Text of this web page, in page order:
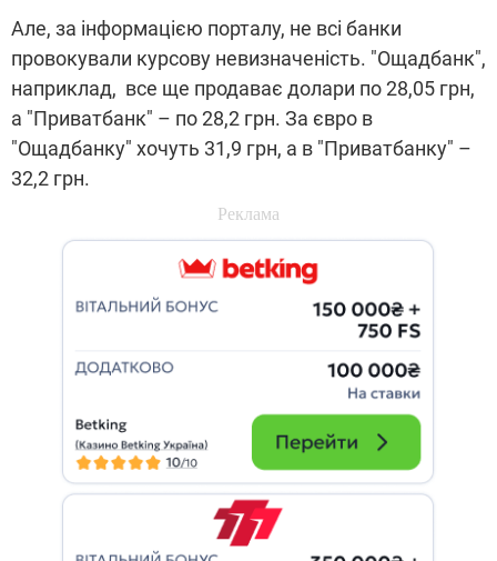
Але, за інформацією порталу, не всі банки
провокували курсову невизначеність. "Ощадбанк",
наприклад, все ще продаває долари по 28,05 грн,
а "Приватбанк" – по 28,2 грн. За євро в
"Ощадбанку" хочуть 31,9 грн, а в "Приватбанку" –
32,2 грн.